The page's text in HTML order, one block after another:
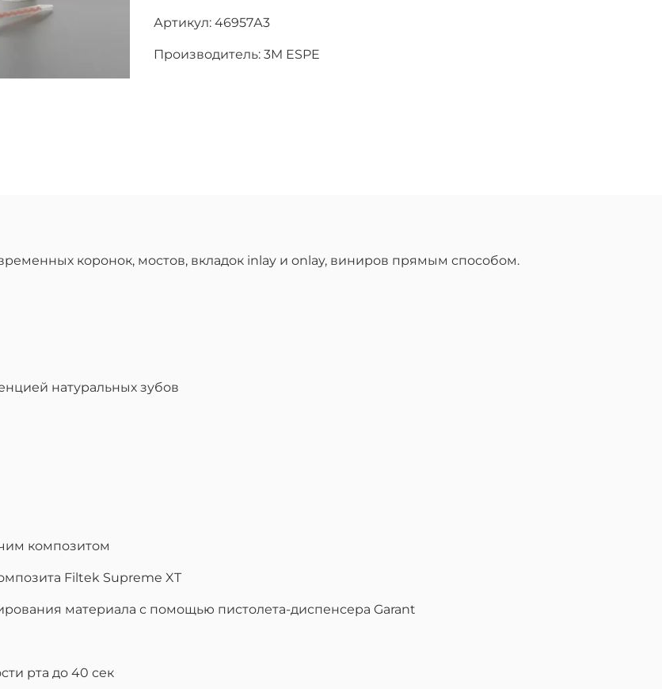
Артикул: 46957А3
Производитель: 3M ESPE
коронок, мостов, вкладок inlay и onlay, виниров прямым способом.
натуральных зубов
композитом
Filtek Supreme XT
материала с помощью пистолета-диспенсера Garant
рта до 40 сек